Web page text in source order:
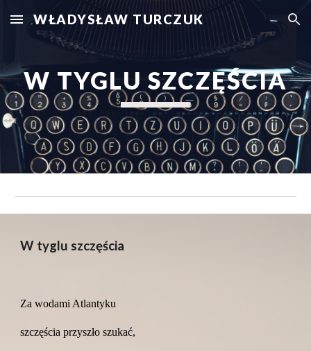
Skip to main content Skip to navigation
WŁADYSŁAW TURCZUK
W TYGLU SZCZĘŚCIA
W tyglu szczęścia
Za wodami Atlantyku
szczęścia przyszło szukać,